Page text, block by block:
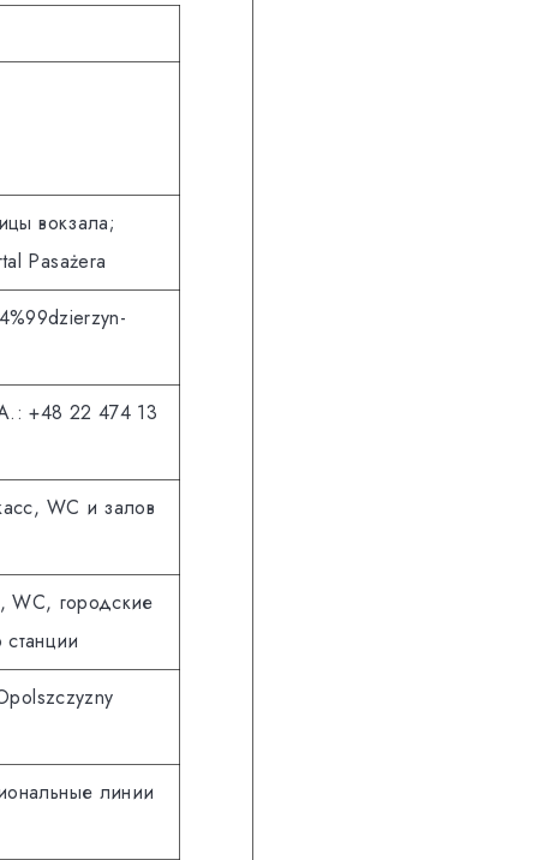
вокзала;
Pasażera
+48 22 474 13
WC и залов
WC, городские
линии